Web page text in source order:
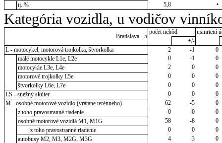
tj. %
5,8 •
Kategória vozidla, u vodičov
Bratislava - 5
počet nehôd
usmrtení
+/-
L - motocykel, motorová trojkolka, štvorkolka
2 -1
0
malé motocykle L1e, L2e
0 -1
0
motocykle L3e, L4e
2 0
0
motorové trojkolky L5e
0 0
0
štvorkolky L6e, L7e
0 0
0
LS - snežný skúter
0 0
0
M - osobné motorové vozidlo (vrátane terénneho)
62 -5
0
z toho pravostranné riadenie
0 0
0
osobné motorové vozidlá M1, M1G
58 -8
0
z toho pravostranné riadenie
0 0
0
autobusy M2, M3, M2G, M3G
4 3
0